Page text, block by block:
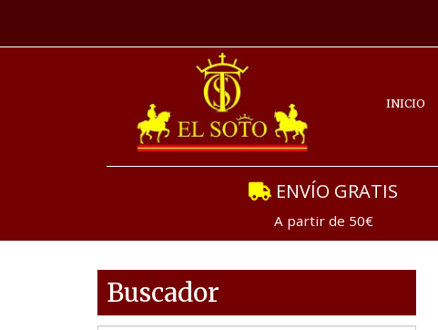
INICIO
ENVÍO GRATIS
A partir de 50€
Buscador